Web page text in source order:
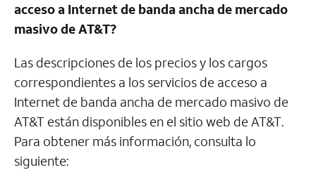
acceso a Internet de banda ancha de mercado
masivo deAT&T?
Las descripciones de los precios y los cargos
correspondientes a los servicios de acceso a
Internet de banda ancha de mercado masivo de
AT&T están disponibles en el sitio web deAT&T.
Para obtener más información, consulta lo
siguiente: